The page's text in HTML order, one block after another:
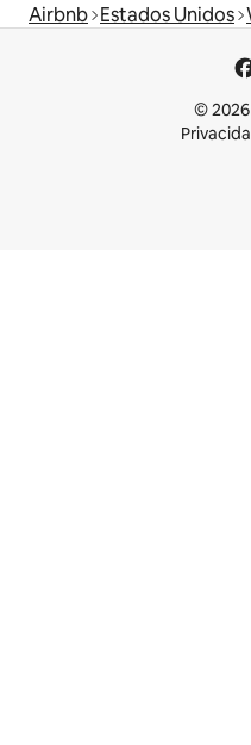
Airbnb Estados Unidos
©